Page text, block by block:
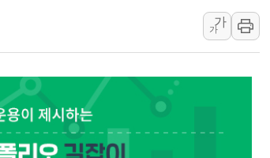
배민도시락
[컨콜] 카카오
한화손보, 고려
키움증권, 트래
신한운용
삼성화재 모빌
가
가